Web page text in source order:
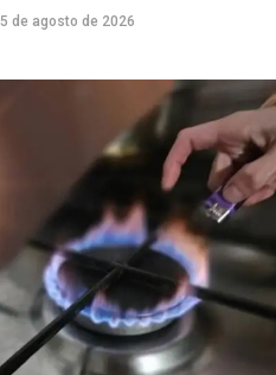
5 de agosto de 2026